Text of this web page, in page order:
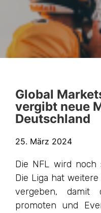
Global
vergibt neue
Deutschland
25. März 2024
Die NFL wird noch
Die Liga hat
vergeben, damit
promoten und